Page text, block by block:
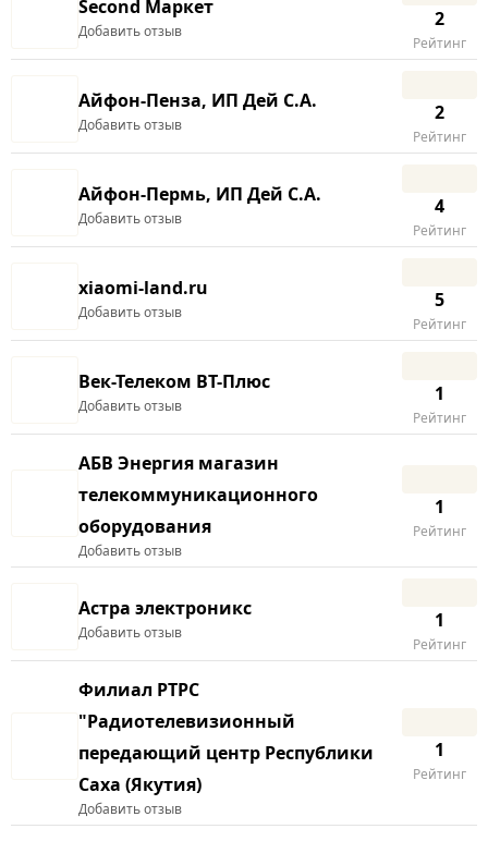
Second Маркет
Добавить отзыв
2
Рейтинг
Айфон-Пенза, ИП Дей С.А.
Добавить отзыв
2
Рейтинг
Айфон-Пермь, ИП Дей С.А.
Добавить отзыв
4
Рейтинг
xiaomi-land.ru
Добавить отзыв
5
Рейтинг
Век-Телеком ВТ-Плюс
Добавить отзыв
1
Рейтинг
АБВ Энергия магазин
телекоммуникационного
оборудования
Добавить отзыв
1
Рейтинг
Астра электроникс
Добавить отзыв
1
Рейтинг
Филиал РТРС
"Радиотелевизионный
передающий центр Республики
Саха (Якутия)
Добавить отзыв
1
Рейтинг